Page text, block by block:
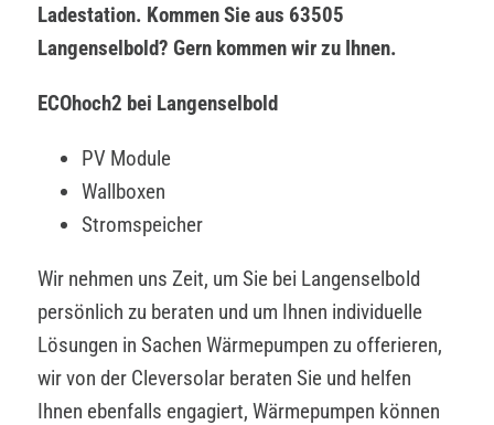
Ladestation. Kommen Sie aus 63505
Langenselbold? Gern kommen wir zu Ihnen.
ECOhoch2 bei Langenselbold
PV Module
Wallboxen
Stromspeicher
Wir nehmen uns Zeit, um Sie bei Langenselbold
persönlich zu beraten und um Ihnen individuelle
Lösungen in Sachen Wärmepumpen zu offerieren,
wir von der Cleversolar beraten Sie und helfen
Ihnen ebenfalls engagiert, Wärmepumpen können